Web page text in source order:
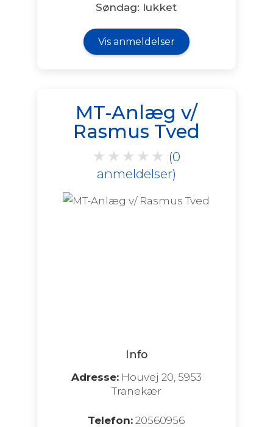
Søndag: lukket
Vis anmeldelser
MT-Anlæg v/
Rasmus Tved
★ ★ ★ ★ ★ (0
anmeldelser)
Info
Adresse:Houvej 20, 5953
Tranekær
Telefon: 20560956